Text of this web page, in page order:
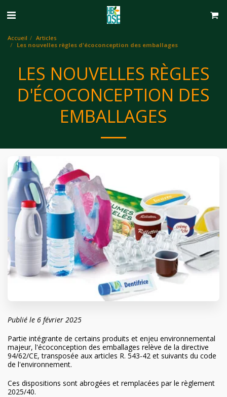
Accueil
Articles
Les nouvelles règles d'écoconception des emballages
LES NOUVELLES RÈGLES
D'ÉCOCONCEPTION DES
EMBALLAGES
Publié le 6 février 2025
Partie intégrante de certains produits et enjeu environnemental
majeur, l'écoconception des emballages relève de la directive
94/62/CE, transposée aux articles R. 543-42 et suivants du code
de l'environnement.
Ces dispositions sont abrogées et remplacées par le règlement
2025/40.